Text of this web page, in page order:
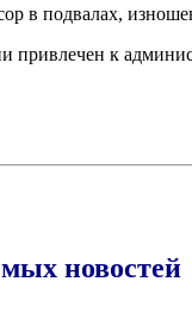
в подвалах,
привлечен к
новостей